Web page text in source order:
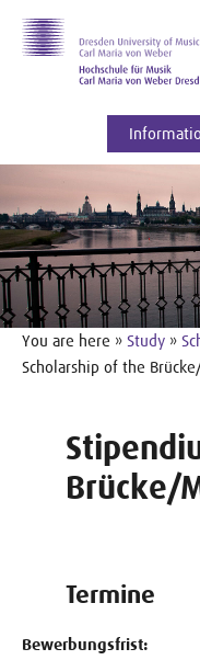
Students
Press
Alumni
You are here » Study »
Scholarship of the
Brücke/
Termine
Bewerbungsfrist: